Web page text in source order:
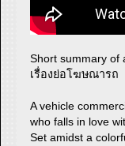
Short summary of
เรื่องย่อโฆษณารถ
A vehicle
who falls in love
Set amidst a